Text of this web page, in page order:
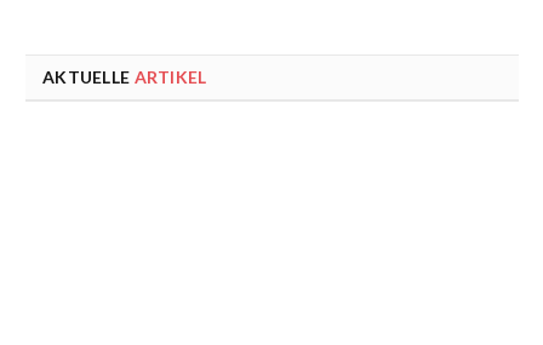
AKTUELLE ARTIKEL